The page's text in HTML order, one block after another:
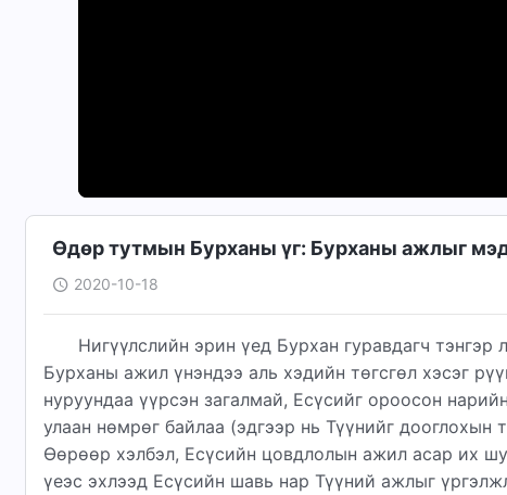
Өдөр тутмын Бурханы үг: Бурханы ажлыг
2020-10-18
Нигүүлслийн эрин үед Бурхан гуравдагч
Бурханы ажил үнэндээ аль хэдийн төгсгөл хэсэг
нуруундаа үүрсэн загалмай, Есүсийг ороосон
улаан нөмрөг байлаа (эдгээр нь Түүнийг
Өөрөөр хэлбэл, Есүсийн цовдлолын ажил асар их
үеэс эхлээд Есүсийн шавь нар Түүний ажлыг